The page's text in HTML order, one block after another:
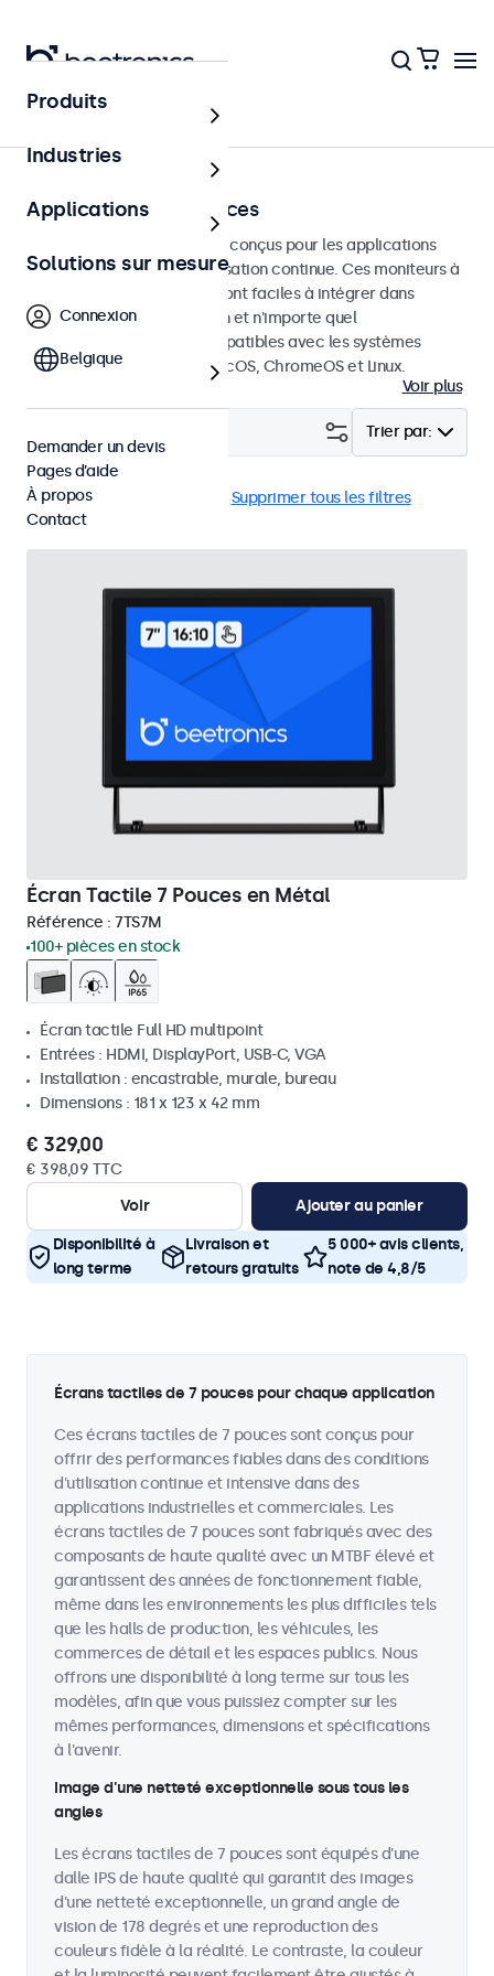
Écrans tactiles
Écrans tactiles 7 pouces
Écrans tactiles de 7 pouces conçus pour les applications
professionnelles et une utilisation continue. Ces moniteurs à
écran tactile de 7 pouces sont faciles à intégrer dans
n'importe quelle application et n'importe quel
environnement et sont compatibles avec les systèmes
d'exploitation Windows, macOS, ChromeOS et Linux.
Voir plus
Trier par:
Écrans tactiles 7 pouces Supprimer tous les filtres
Écran Tactile 7 Pouces en Métal
Référence : 7TS7M
100+ pièces en stock
Écran tactile Full HD multipoint
Entrées : HDMI, DisplayPort, USB-C, VGA
Installation : encastrable, murale, bureau
Dimensions : 181 x 123 x 42 mm
€ 329,00
€ 398,09 TTC
Voir
Ajouter au panier
Disponibilité à
long terme
Livraison et
retours gratuits
5 000+ avis clients,
note de 4,8/5
Écrans tactiles de 7 pouces pour chaque application
Ces écrans tactiles de 7 pouces sont conçus pour
offrir des performances fiables dans des conditions
d'utilisation continue et intensive dans des
applications industrielles et commerciales. Les
écrans tactiles de 7 pouces sont fabriqués avec des
composants de haute qualité avec un MTBF élevé et
garantissent des années de fonctionnement fiable,
même dans les environnements les plus difficiles tels
que les halls de production, les véhicules, les
commerces de détail et les espaces publics. Nous
offrons une disponibilité à long terme sur tous les
modèles, afin que vous puissiez compter sur les
mêmes performances, dimensions et spécifications
à l'avenir.
Image d'une netteté exceptionnelle sous tous les
angles
Les écrans tactiles de 7 pouces sont équipés d'une
dalle IPS de haute qualité qui garantit des images
d'une netteté exceptionnelle, un grand angle de
vision de 178 degrés et une reproduction des
couleurs fidèle à la réalité. Le contraste, la couleur
Produits
Industries
Applications
Solutions sur mesure
Connexion
Belgique
Demander un devis
Pages d’aide
À propos
Contact